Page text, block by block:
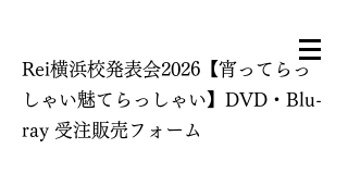
Rei横浜校発表会2026【宵ってらっ
しゃい魅てらっしゃい】DVD・Blu-
ray 受注販売フォーム